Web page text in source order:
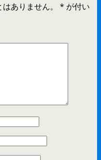
ありません。 * が付い